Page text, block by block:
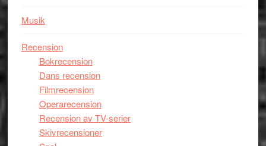
Musik
Recension
Bokrecension
Dans recension
Filmrecension
Operarecension
Recension av TV-serier
Skivrecensioner